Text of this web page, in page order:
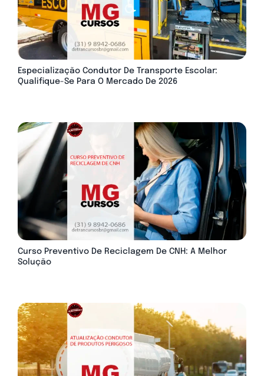
Especialização Condutor De Transporte Escolar:
Qualifique-Se Para O Mercado De 2026
Curso Preventivo De Reciclagem De CNH: A Melhor
Solução